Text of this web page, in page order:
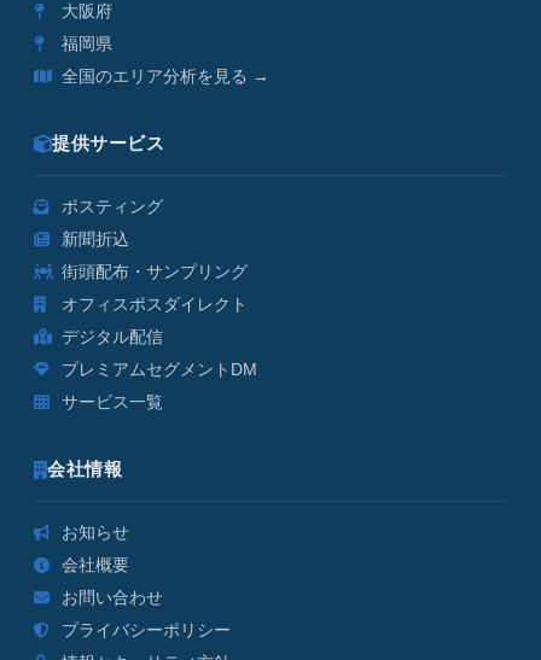
大阪府
福岡県
全国のエリア分析を見る →
提供サービス
ポスティング
新聞折込
街頭配布・サンプリング
オフィスポスダイレクト
デジタル配信
プレミアムセグメントDM
サービス一覧
会社情報
お知らせ
会社概要
お問い合わせ
プライバシーポリシー